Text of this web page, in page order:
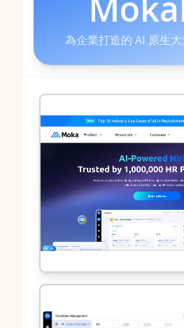
為企業打造的 AI 原生